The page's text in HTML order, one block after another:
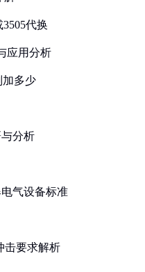
代换
应用分析
加多少
分析
气设备标准
击要求解析